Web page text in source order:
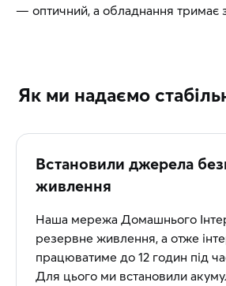
— оптичний, а обладнання тримає
Як ми надаємо
Встановили джерела
живлення
Наша мережа Домашнього
резервне живлення, а отже
працюватиме до 12 годин під
Для цього ми встановили